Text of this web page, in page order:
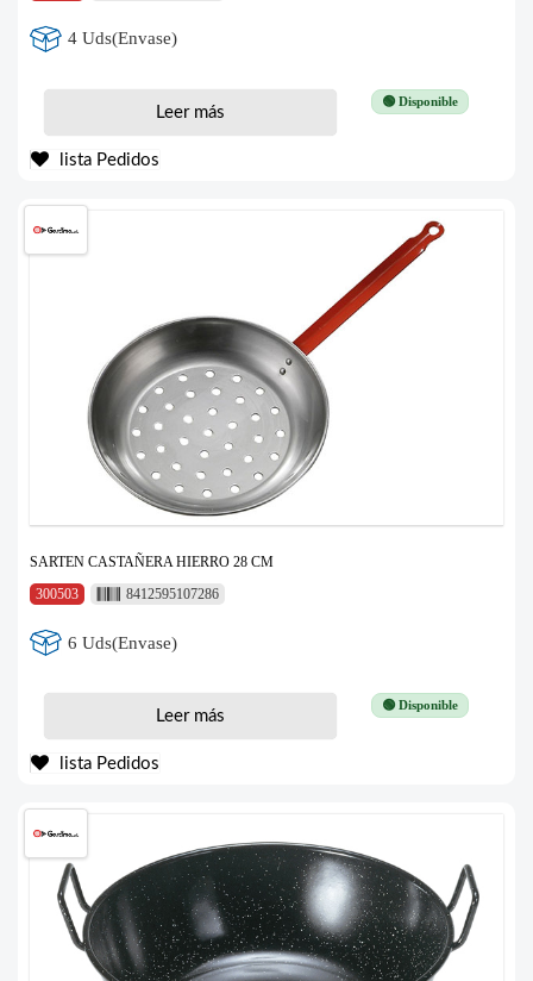
4 Uds(Envase)
🟢 Disponible
Leer más
lista Pedidos
SARTEN CASTAÑERA HIERRO 28 CM
300503
8412595107286
6 Uds(Envase)
🟢 Disponible
Leer más
lista Pedidos